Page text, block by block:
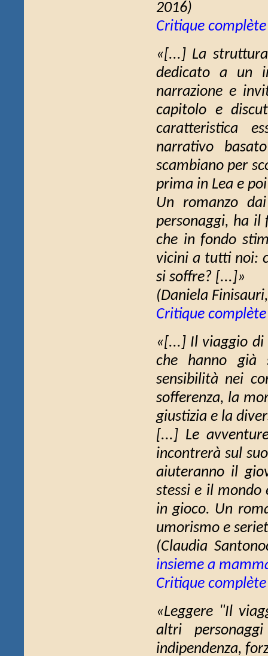
2016)
Critique complète
«[...] La
dedicato a un
narrazione e
capitolo e
caratteristica
narrativo
scambiano per
prima in Lea e
Un romanzo
personaggi, ha il
che in fondo
vicini a tutti noi:
si soffre? [...]»
(Daniela
Critique complète
«[...] Il viaggio di
che hanno già
sensibilità nei
sofferenza, la
giustizia e la
[...] Le
incontrerà sul
aiuteranno il
stessi e il mondo
in gioco. Un
umorismo e
(Claudia
insieme a
Critique complète
«Leggere "Il
altri
indipendenza,